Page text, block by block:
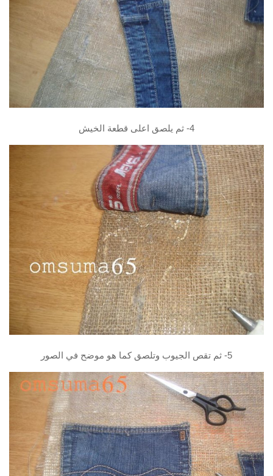
4- ثم يلصق اعلى قطعة الخيش
5- ثم تقص الجيوب وتلصق كما هو موضح في الصور